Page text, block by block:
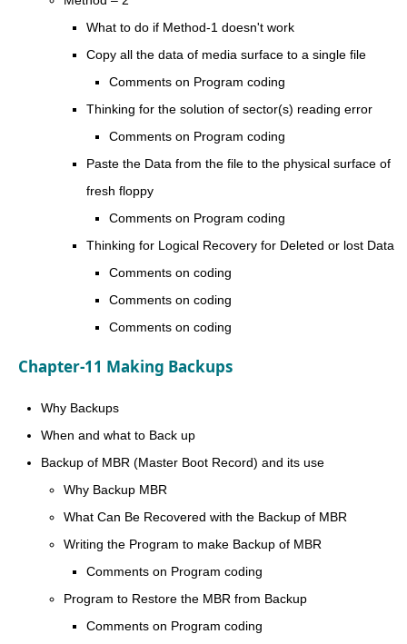
What to do if Method-1 doesn't work
Copy all the data of media surface to a single file
Comments on Program coding
Thinking for the solution of sector(s) reading error
Comments on Program coding
Paste the Data from the file to the physical surface of
fresh floppy
Comments on Program coding
Thinking for Logical Recovery for Deleted or lost Data
Comments on coding
Comments on coding
Comments on coding
Chapter-11 Making Backups
Why Backups
When and what to Back up
Backup of MBR (Master Boot Record) and its use
Why Backup MBR
What Can Be Recovered with the Backup of MBR
Writing the Program to make Backup of MBR
Comments on Program coding
Program to Restore the MBR from Backup
Comments on Program coding